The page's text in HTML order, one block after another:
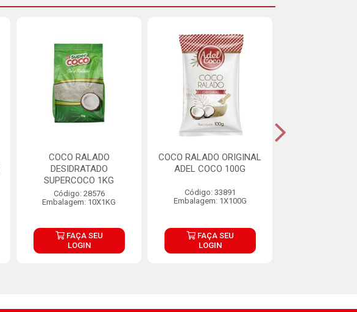
COCO RALADO
DESIDRATADO
SUPERCOCO 1KG
Código: 28576
Embalagem: 10X1KG
FAÇA SEU
LOGIN
COCO RALADO ORIGINAL
ADEL COCO 100G
Código: 33891
Embalagem: 1X100G
FAÇA SEU
LOGIN